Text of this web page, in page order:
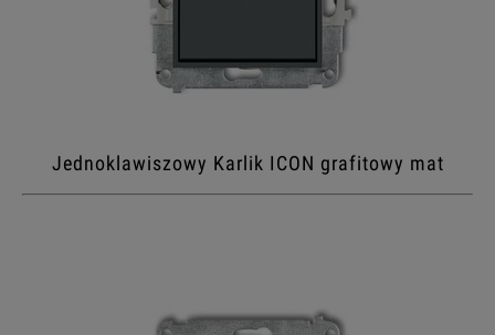
Jednoklawiszowy Karlik ICON grafitowy mat